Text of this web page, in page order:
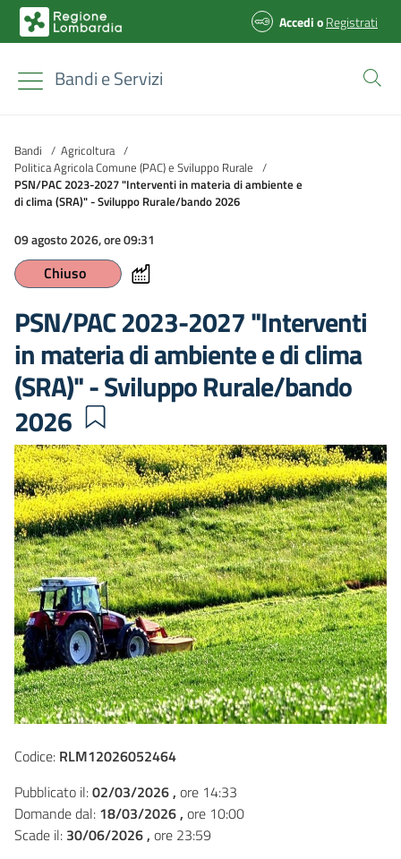
AccedioRegistrati
Bandi e Servizi
Bandi / Agricoltura /
Politica Agricola Comune (PAC) e Sviluppo Rurale /
PSN/PAC 2023-2027 "Interventi in materia di ambiente e
di clima (SRA)" - Sviluppo Rurale/bando 2026
09 agosto 2026, ore 09:31
Chiuso
PSN/PAC 2023-2027 "Interventi
in materia di ambiente e di clima
(SRA)" - Sviluppo Rurale/bando
2026
Codice: RLM12026052464
Pubblicato il:02/03/2026 , ore 14:33
Domande dal: 18/03/2026 , ore 10:00
Scade il: 30/06/2026 , ore 23:59